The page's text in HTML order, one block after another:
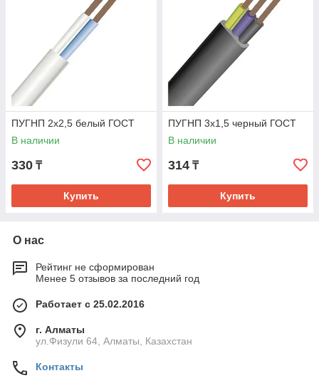
ПУГНП 2х2,5 белый ГОСТ
В наличии
330 ₸
Купить
ПУГНП 3х1,5 черный ГОСТ
В наличии
314 ₸
Купить
О нас
Рейтинг не сформирован
Менее 5 отзывов за последний год
Работает с 25.02.2016
г. Алматы
ул.Физули 64, Алматы, Казахстан
Контакты